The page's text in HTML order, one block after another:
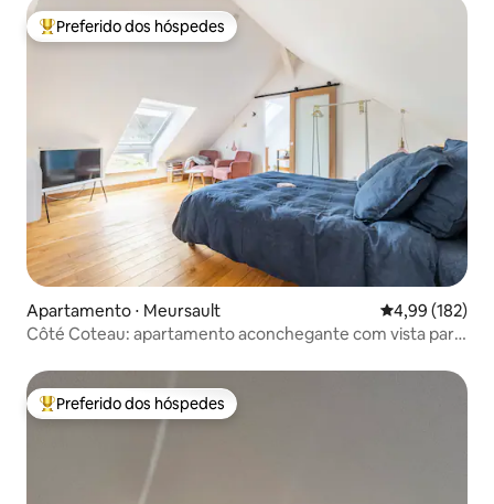
Entre os melhores preferidos dos hóspedes
Preferido dos hóspedes
Apartamento ⋅ Meursault 4,99 de uma
4,99 (182)
Côté Coteau: apartamento aconchegante com vista para
Entre os melhores preferidos dos hóspedes
Preferido dos hóspedes